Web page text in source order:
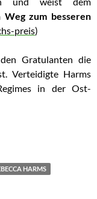
zum besseren
preis)
Gratulanten die
Verteidigte Harms
in der Ost-
HARMS